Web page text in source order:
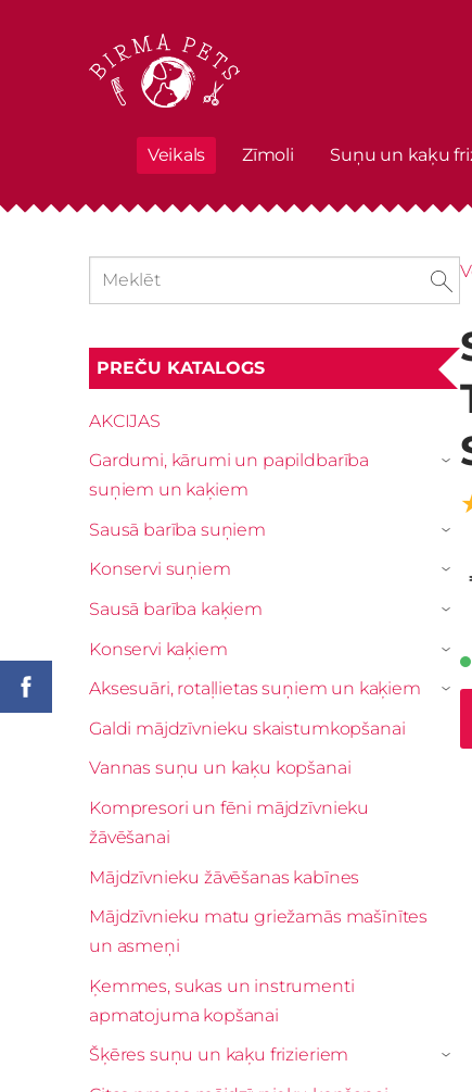
Veikals Zīmoli Suņu un kaķu
PREČU KATALOGS
AKCIJAS
Gardumi, kārumi un papildbarība
suņiem un kaķiem
›
Sausā barība suņiem ›
Konservi suņiem ›
Sausā barība kaķiem ›
Konservi kaķiem ›
Aksesuāri, rotaļlietas suņiem un kaķiem ›
Galdi mājdzīvnieku skaistumkopšanai
Vannas suņu un kaķu kopšanai
Kompresori un fēni mājdzīvnieku
žāvēšanai
Mājdzīvnieku žāvēšanas kabīnes
Mājdzīvnieku matu griežamās mašīnītes
un asmeņi
Ķemmes, sukas un instrumenti
apmatojuma kopšanai
Šķēres suņu un kaķu frizieriem
›